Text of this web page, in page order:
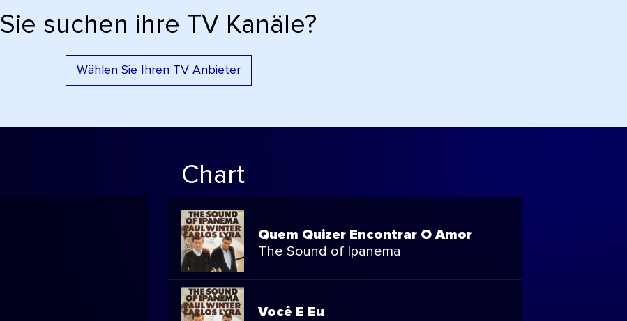
Sie suchen ihre TV Kanäle?
Wählen Sie Ihren TV Anbieter
Chart
Quem Quizer Encontrar O Amor
The Sound of Ipanema
Você E Eu